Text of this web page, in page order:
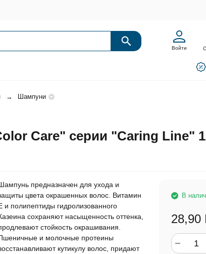
Войти
Шампуни
Care" серии "Caring Line"
предназначен для ухода и
цвета окрашенных волос. Витамин
и полипептиды гидролизованного
сохраняют насыщенность оттенка,
стойкость окрашивания.
и молочные протеины
кутикулу волос, придают
В
28,90